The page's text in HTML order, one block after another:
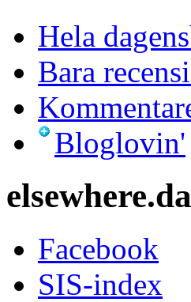
Hela
Bara
Bloglovin'
Facebook
SIS-index